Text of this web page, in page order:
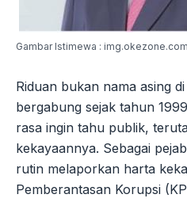
Gambar Istimewa : img.okezone.com
Riduan bukan nama asing
bergabung sejak tahun
rasa ingin tahu publik,
kekayaannya. Sebagai
rutin melaporkan harta
Pemberantasan Korupsi